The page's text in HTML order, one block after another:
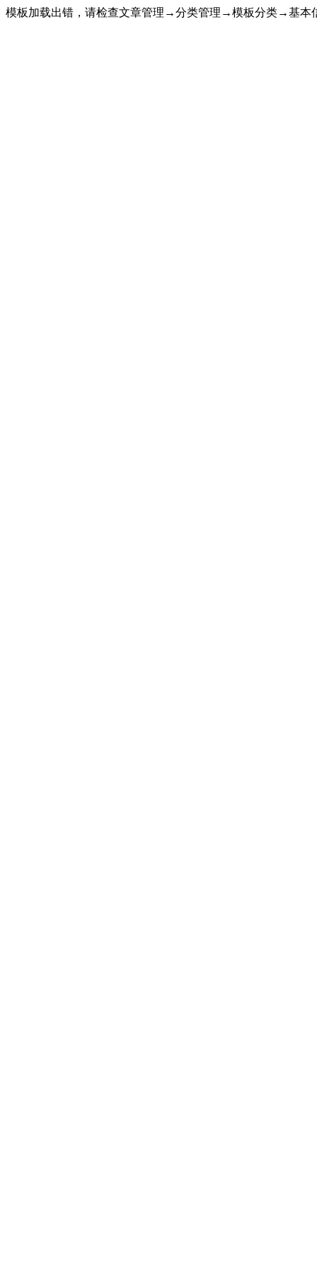
模板加载出错，请检查文章管理→分类管理→模板分类→基本